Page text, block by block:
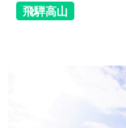
飛騨高山